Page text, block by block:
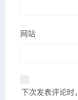
网站
下次发表评论